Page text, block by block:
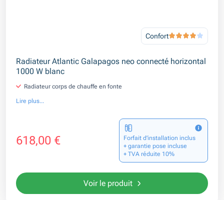
Confort
Radiateur Atlantic Galapagos neo connecté horizontal
1000 W blanc
Radiateur corps de chauffe en fonte
Lire plus...
618,00 €
Forfait d’installation inclus
+ garantie pose incluse
+ TVA réduite 10%
Voir le produit